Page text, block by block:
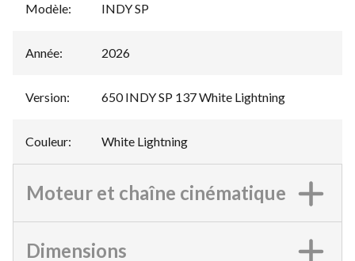
Modèle: INDY SP
Année: 2026
Version: 650 INDY SP 137 White Lightning
Couleur: White Lightning
Moteur et chaîne cinématique
Dimensions